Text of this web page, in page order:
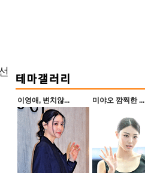
이영애, 변치않... 미야오 깜찍한 ...